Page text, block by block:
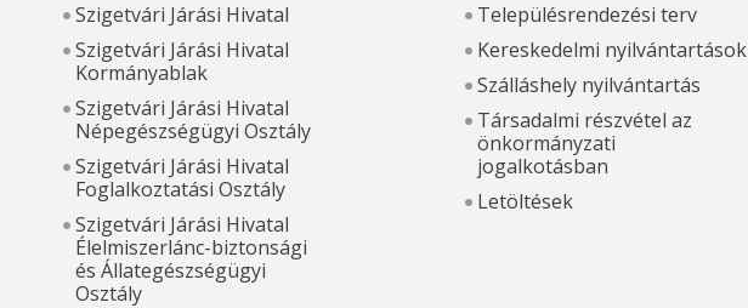
Szigetvári Járási Hivatal
Szigetvári Járási Hivatal
Kormányablak
Szigetvári Járási Hivatal
Népegészségügyi Osztály
Szigetvári Járási Hivatal
Foglalkoztatási Osztály
Szigetvári Járási Hivatal
Élelmiszerlánc-biztonsági
és Állategészségügyi
Osztály
Településrendezési terv
Kereskedelmi nyilvántartások
Szálláshely nyilvántartás
Társadalmi részvétel az
önkormányzati
jogalkotásban
Letöltések